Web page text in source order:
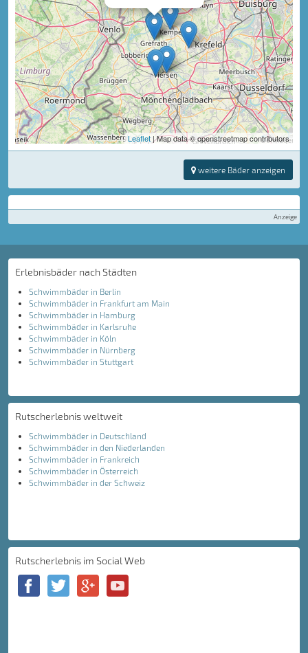
Leaflet | Map data © openstreetmap contributors
weitere Bäder anzeigen
Anzeige
Erlebnisbäder nach Städten
Schwimmbäder in Berlin
Schwimmbäder in Frankfurt am Main
Schwimmbäder in Hamburg
Schwimmbäder in Karlsruhe
Schwimmbäder in Köln
Schwimmbäder in Nürnberg
Schwimmbäder in Stuttgart
Rutscherlebnis weltweit
Schwimmbäder in Deutschland
Schwimmbäder in den Niederlanden
Schwimmbäder in Frankreich
Schwimmbäder in Österreich
Schwimmbäder in der Schweiz
Rutscherlebnis im Social Web